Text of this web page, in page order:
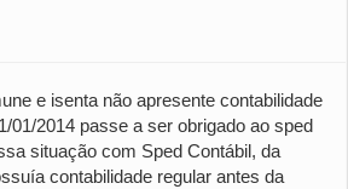
e isenta não apresente contabilidade
01/2014 passe a ser obrigado ao sped
situação com Sped Contábil, da
contabilidade regular antes da